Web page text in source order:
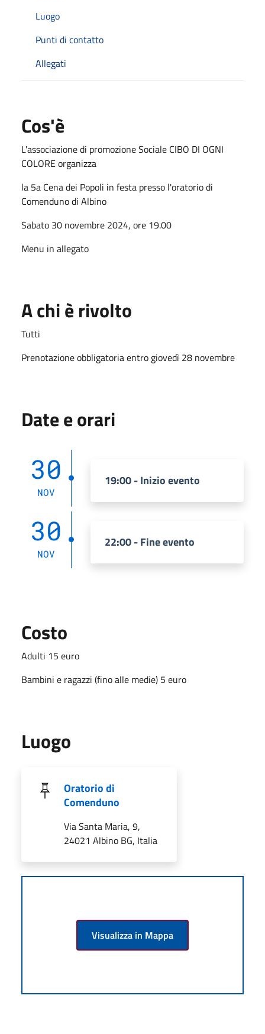
Luogo
Punti di contatto
Allegati
Cos'è
L'associazione di promozione Sociale CIBO DI OGNI
COLORE organizza
la 5a Cena dei Popoli in festa presso l'oratorio di
Comenduno di Albino
Sabato 30 novembre 2024, ore 19.00
Menu in allegato
A chi è rivolto
Tutti
Prenotazione obbligatoria entro giovedì 28 novembre
Date e orari
30
NOV
19:00 - Inizio evento
30
NOV
22:00 - Fine evento
Costo
Adulti 15 euro
Bambini e ragazzi (fino alle medie) 5 euro
Luogo
Oratorio di
Comenduno
Via Santa Maria, 9,
24021 Albino BG, Italia
Visualizza in Mappa